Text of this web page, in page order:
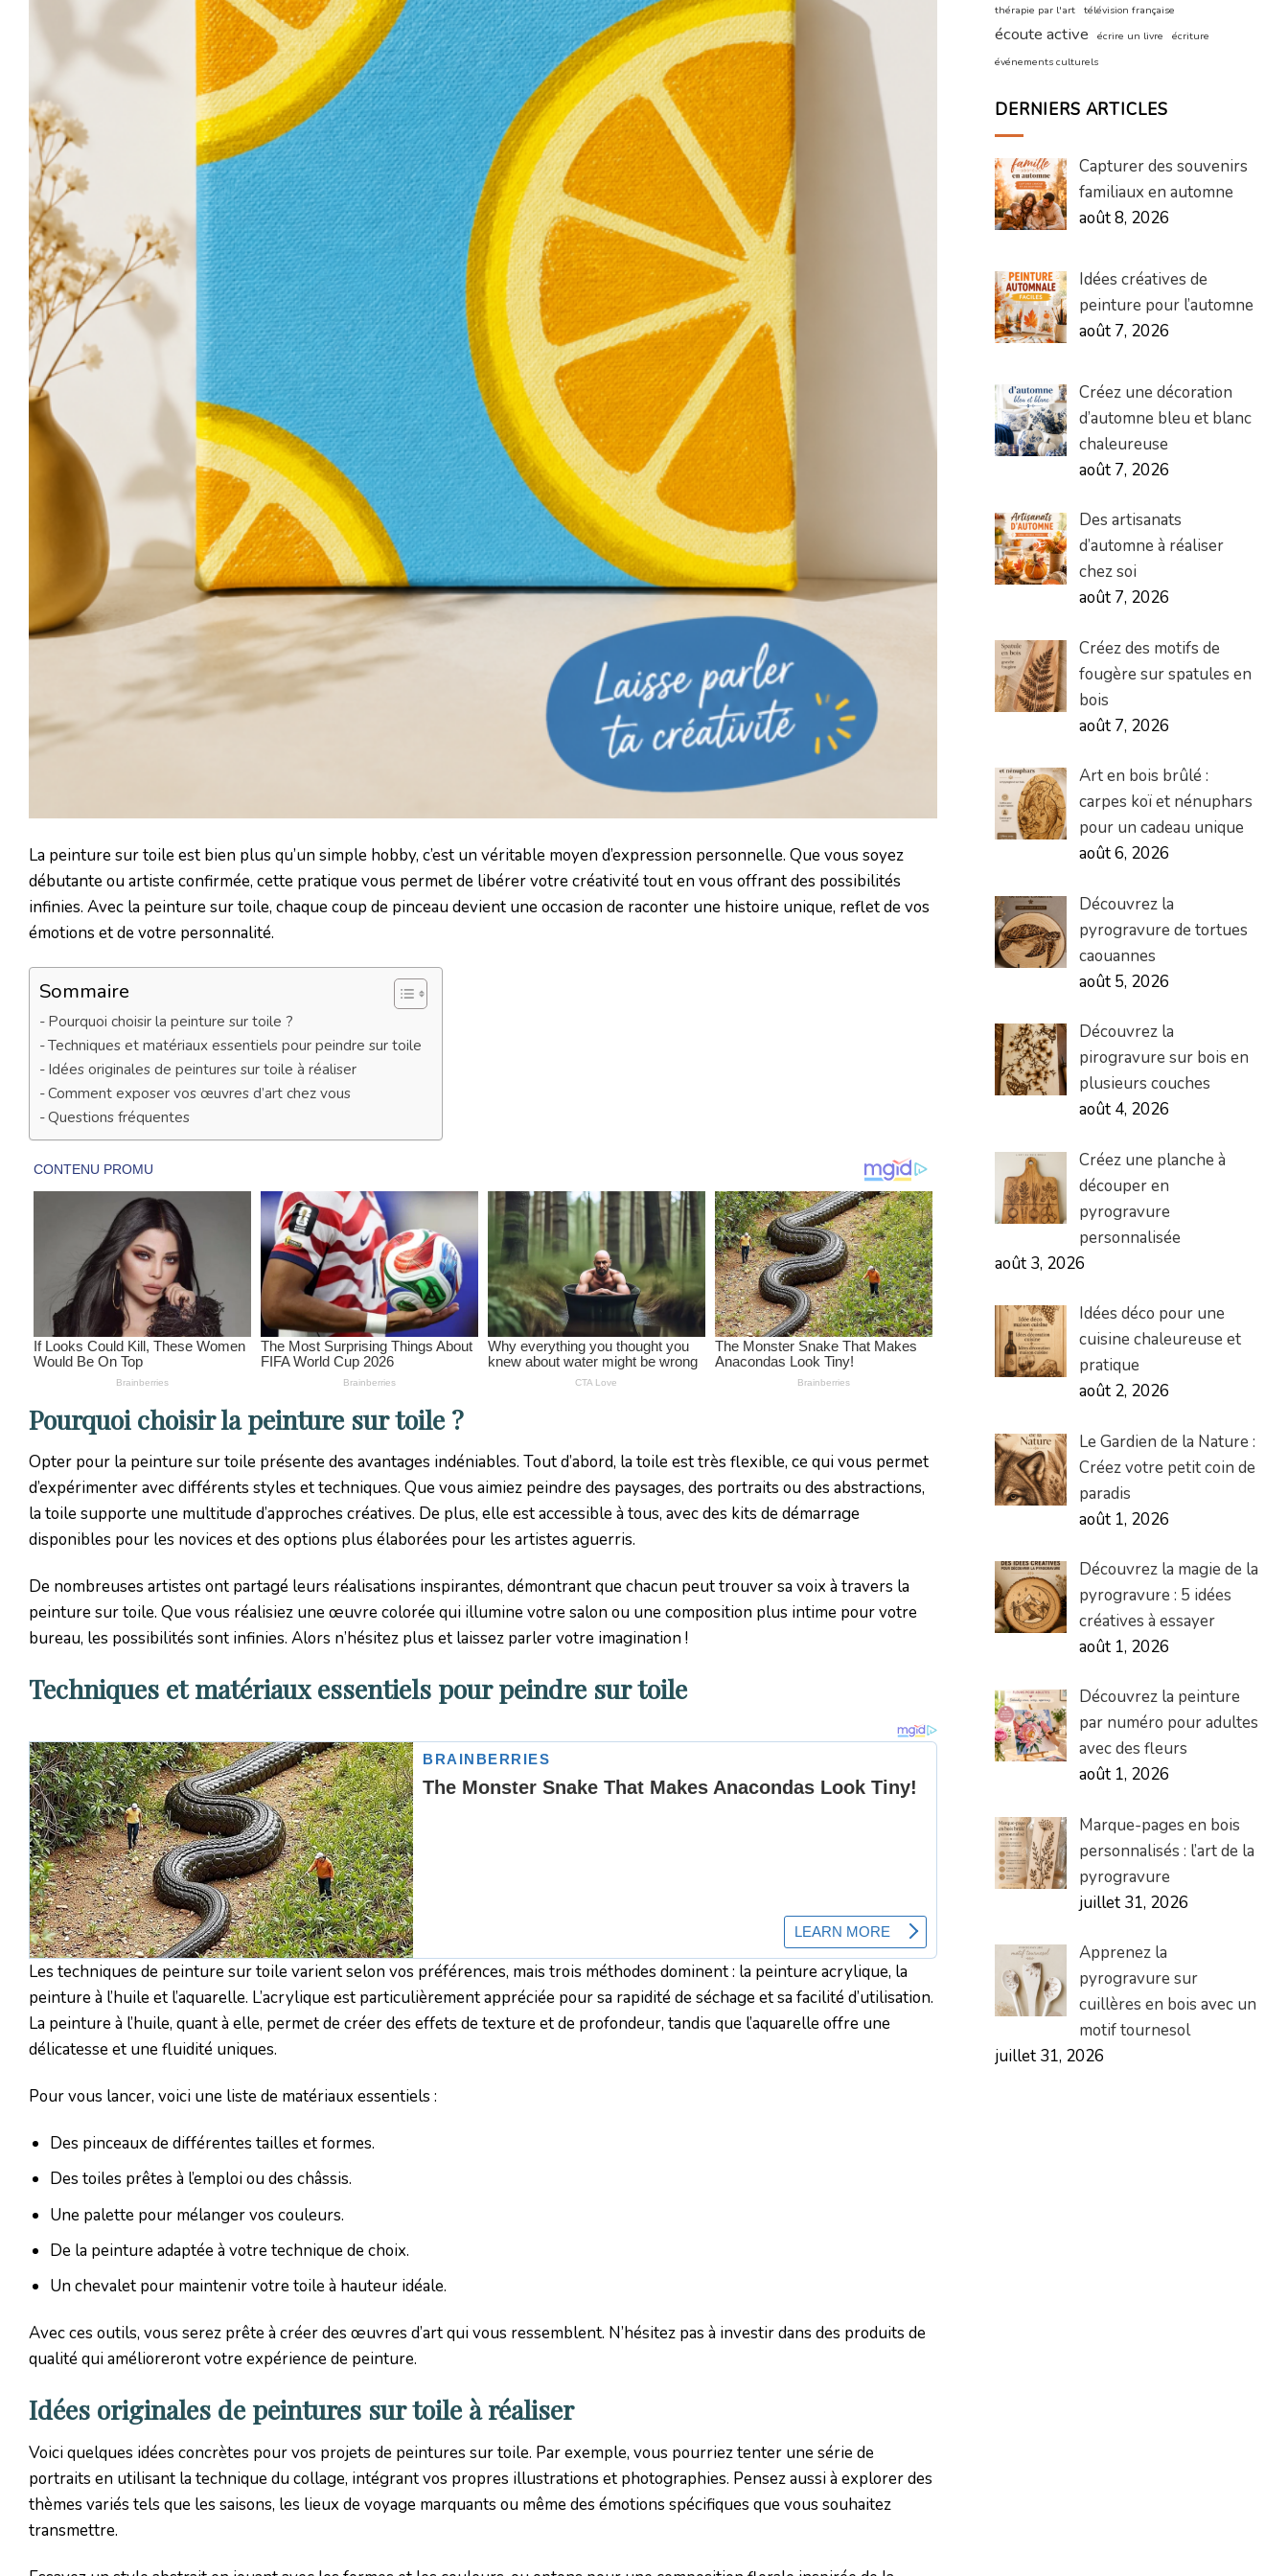
La peinture sur toile est bien plus qu’un simple hobby, c’est un véritable moyen d’expression personnelle. Que vous soyez
débutante ou artiste confirmée, cette pratique vous permet de libérer votre créativité tout en vous offrant des possibilités
infinies. Avec la peinture sur toile, chaque coup de pinceau devient une occasion de raconter une histoire unique, reflet de vos
émotions et de votre personnalité.
Sommaire
Pourquoi choisir la peinture sur toile ?
Techniques et matériaux essentiels pour peindre sur toile
Idées originales de peintures sur toile à réaliser
Comment exposer vos œuvres d’art chez vous
Questions fréquentes
Pourquoi choisir la peinture sur toile ?
Opter pour la peinture sur toile présente des avantages indéniables. Tout d’abord, la toile est très flexible, ce qui vous permet
d’expérimenter avec différents styles et techniques. Que vous aimiez peindre des paysages, des portraits ou des abstractions,
la toile supporte une multitude d’approches créatives. De plus, elle est accessible à tous, avec des kits de démarrage
disponibles pour les novices et des options plus élaborées pour les artistes aguerris.
De nombreuses artistes ont partagé leurs réalisations inspirantes, démontrant que chacun peut trouver sa voix à travers la
peinture sur toile. Que vous réalisiez une œuvre colorée qui illumine votre salon ou une composition plus intime pour votre
bureau, les possibilités sont infinies. Alors n’hésitez plus et laissez parler votre imagination !
Techniques et matériaux essentiels pour peindre sur toile
Les techniques de peinture sur toile varient selon vos préférences, mais trois méthodes dominent : la peinture acrylique, la
peinture à l’huile et l’aquarelle. L’acrylique est particulièrement appréciée pour sa rapidité de séchage et sa facilité d’utilisation.
La peinture à l’huile, quant à elle, permet de créer des effets de texture et de profondeur, tandis que l’aquarelle offre une
délicatesse et une fluidité uniques.
Pour vous lancer, voici une liste de matériaux essentiels :
Des pinceaux de différentes tailles et formes.
Des toiles prêtes à l’emploi ou des châssis.
Une palette pour mélanger vos couleurs.
De la peinture adaptée à votre technique de choix.
Un chevalet pour maintenir votre toile à hauteur idéale.
Avec ces outils, vous serez prête à créer des œuvres d’art qui vous ressemblent. N’hésitez pas à investir dans des produits de
qualité qui amélioreront votre expérience de peinture.
Idées originales de peintures sur toile à réaliser
Voici quelques idées concrètes pour vos projets de peintures sur toile. Par exemple, vous pourriez tenter une série de
portraits en utilisant la technique du collage, intégrant vos propres illustrations et photographies. Pensez aussi à explorer des
thèmes variés tels que les saisons, les lieux de voyage marquants ou même des émotions spécifiques que vous souhaitez
transmettre.
thérapie par l'art télévision française
écoute active écrire un livre
écriture
événements culturels
DERNIERS ARTICLES
Capturer des souvenirs
familiaux en automne
août 8, 2026
Idées créatives de
peinture pour l’automne
août 7, 2026
Créez une décoration
d’automne bleu et blanc
chaleureuse
août 7, 2026
Des artisanats
d’automne à réaliser
chez soi
août 7, 2026
Créez des motifs de
fougère sur spatules en
bois
août 7, 2026
Art en bois brûlé :
carpes koï et nénuphars
pour un cadeau unique
août 6, 2026
Découvrez la
pyrogravure de tortues
caouannes
août 5, 2026
Découvrez la
pirogravure sur bois en
plusieurs couches
août 4, 2026
Créez une planche à
découper en
pyrogravure
personnalisée
août 3, 2026
Idées déco pour une
cuisine chaleureuse et
pratique
août 2, 2026
Le Gardien de la Nature :
Créez votre petit coin de
paradis
août 1, 2026
Découvrez la magie de la
pyrogravure : 5 idées
créatives à essayer
août 1, 2026
Découvrez la peinture
par numéro pour adultes
avec des fleurs
août 1, 2026
Marque-pages en bois
personnalisés : l’art de la
pyrogravure
juillet 31, 2026
Apprenez la
pyrogravure sur
cuillères en bois avec un
motif tournesol
juillet 31, 2026